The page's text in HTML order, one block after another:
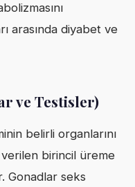
arasında diyabet ve
ve Testisler)
belirli organlarını
birincil üreme
Gonadlar seks